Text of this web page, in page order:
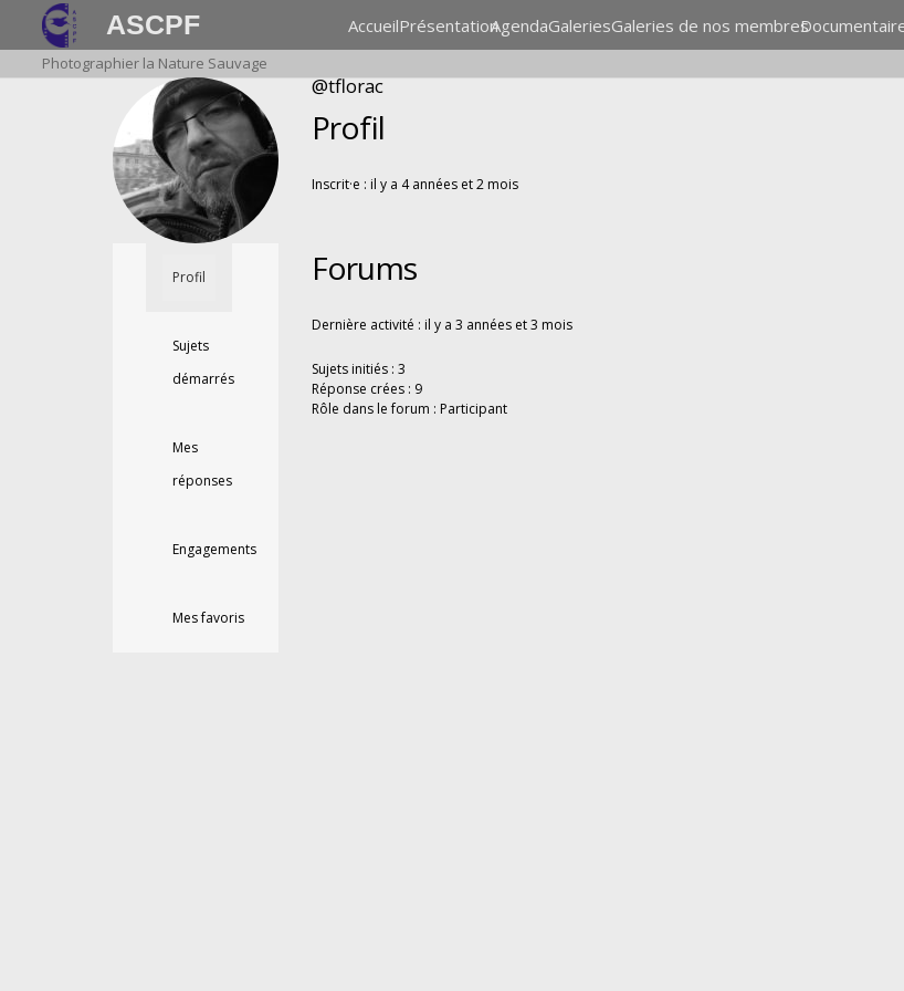
ASCPF AccueilPrésentationAgendaGaleriesGaleries de nos membres
Photographier la Nature Sauvage
Profil
Sujets
démarrés
Mes
réponses
Engagements
Mes favoris
@tflorac
Profil
Inscrit·e : il y a 4 années et 2 mois
Forums
Dernière activité : il y a 3 années et 3 mois
Sujets initiés : 3
Réponse crées : 9
Rôle dans le forum : Participant